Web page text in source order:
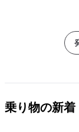
乗り物の新着